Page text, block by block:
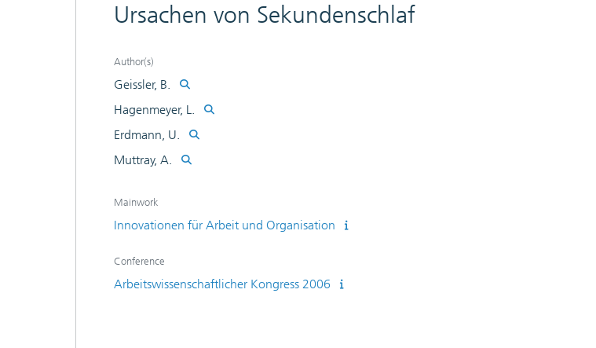
Ursachen von Sekundenschlaf
Author(s)
Geissler, B.
Hagenmeyer, L.
Erdmann, U.
Muttray, A.
Mainwork
Innovationen für Arbeit und Organisation
Conference
Arbeitswissenschaftlicher Kongress 2006